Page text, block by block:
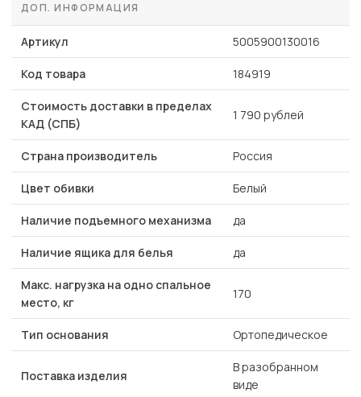
ДОП. ИНФОРМАЦИЯ
Артикул 5005900130016
Код товара 184919
Стоимость доставки в пределах
КАД (СПБ)
1 790 рублей
Страна производитель Россия
Цвет обивки Белый
Наличие подъемного механизма да
Наличие ящика для белья да
Макс. нагрузка на одно спальное
место, кг
170
Тип основания Ортопедическое
Поставка изделия
В разобранном
виде